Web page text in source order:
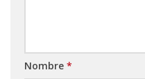
Nombre *